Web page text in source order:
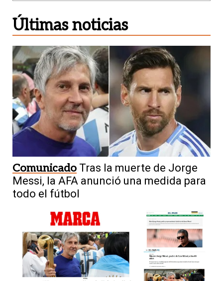
Últimas noticias
Comunicado Tras la muerte de Jorge
Messi, la AFA anunció una medida para
todo el fútbol